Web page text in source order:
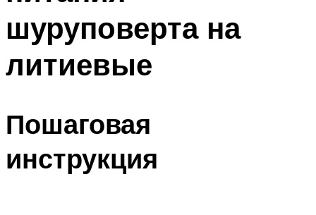
шуруповерта на
литиевые
Пошаговая
инструкция